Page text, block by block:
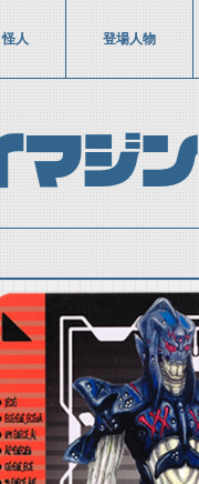
怪人 登場人物
マジン